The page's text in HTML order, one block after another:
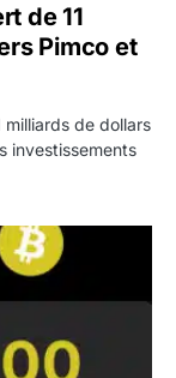
de 11
Pimco et
de dollars
investissements
que les